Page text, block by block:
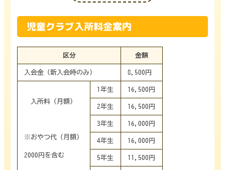
児童クラブ入所料金案内
区分 金額
入会金（新入会時のみ） 8,500円
入所料（月額）
※おやつ代（月額）
2000円を含む
1年生 16,500円
2年生 16,500円
3年生 16,000円
4年生 16,000円
5年生 11,500円